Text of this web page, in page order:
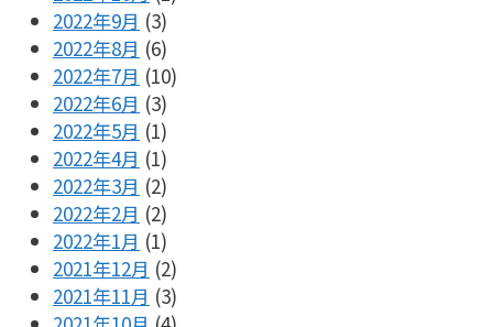
2022年9月 (3)
2022年8月 (6)
2022年7月 (10)
2022年6月 (3)
2022年5月 (1)
2022年4月 (1)
2022年3月 (2)
2022年2月 (2)
2022年1月 (1)
2021年12月 (2)
2021年11月 (3)